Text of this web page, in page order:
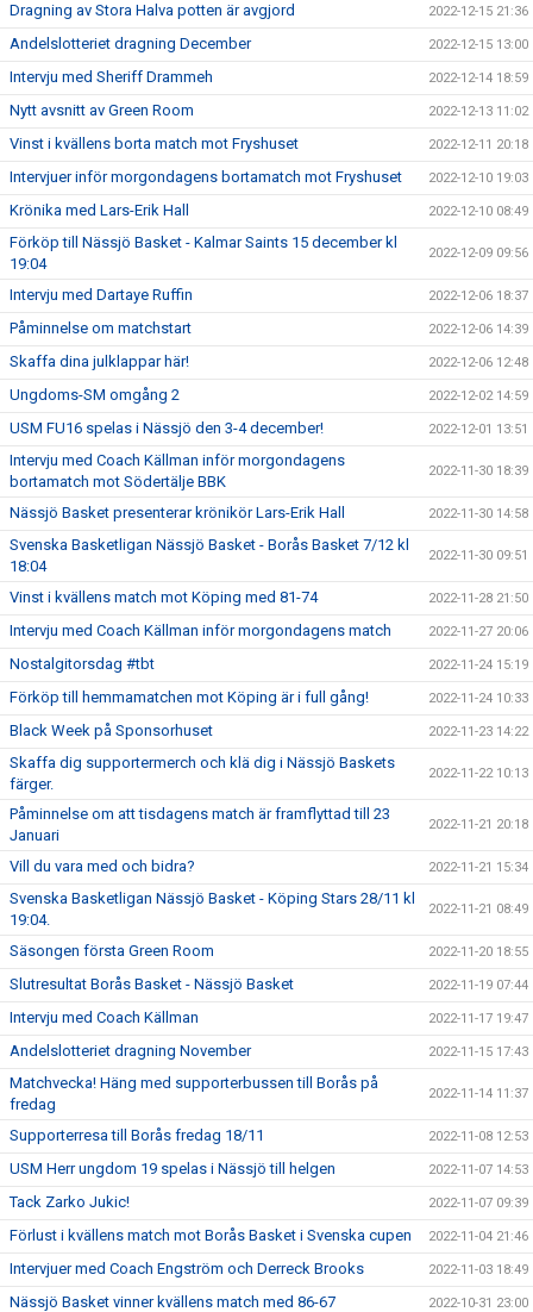
Dragning av Stora Halva potten är avgjord 2022-12-15 21:36
Andelslotteriet dragning December 2022-12-15 13:00
Intervju med Sheriff Drammeh 2022-12-14 18:59
Nytt avsnitt av Green Room 2022-12-13 11:02
Vinst i kvällens borta match mot Fryshuset 2022-12-11 20:18
Intervjuer inför morgondagens bortamatch mot Fryshuset 2022-12-10 19:03
Krönika med Lars-Erik Hall 2022-12-10 08:49
Förköp till Nässjö Basket - Kalmar Saints 15 december kl
19:04
2022-12-09 09:56
Intervju med Dartaye Ruffin 2022-12-06 18:37
Påminnelse om matchstart 2022-12-06 14:39
Skaffa dina julklappar här! 2022-12-06 12:48
Ungdoms-SM omgång 2 2022-12-02 14:59
USM FU16 spelas i Nässjö den 3-4 december! 2022-12-01 13:51
Intervju med Coach Källman inför morgondagens
bortamatch mot Södertälje BBK
2022-11-30 18:39
Nässjö Basket presenterar krönikör Lars-Erik Hall 2022-11-30 14:58
Svenska Basketligan Nässjö Basket - Borås Basket 7/12 kl
18:04
2022-11-30 09:51
Vinst i kvällens match mot Köping med 81-74 2022-11-28 21:50
Intervju med Coach Källman inför morgondagens match 2022-11-27 20:06
Nostalgitorsdag #tbt 2022-11-24 15:19
Förköp till hemmamatchen mot Köping är i full gång! 2022-11-24 10:33
Black Week på Sponsorhuset 2022-11-23 14:22
Skaffa dig supportermerch och klä dig i Nässjö Baskets
färger.
2022-11-22 10:13
Påminnelse om att tisdagens match är framflyttad till 23
Januari
2022-11-21 20:18
Vill du vara med och bidra? 2022-11-21 15:34
Svenska Basketligan Nässjö Basket - Köping Stars 28/11 kl
19:04.
2022-11-21 08:49
Säsongen första Green Room 2022-11-20 18:55
Slutresultat Borås Basket - Nässjö Basket 2022-11-19 07:44
Intervju med Coach Källman 2022-11-17 19:47
Andelslotteriet dragning November 2022-11-15 17:43
Matchvecka! Häng med supporterbussen till Borås på
fredag
2022-11-14 11:37
Supporterresa till Borås fredag 18/11 2022-11-08 12:53
USM Herr ungdom 19 spelas i Nässjö till helgen 2022-11-07 14:53
Tack Zarko Jukic! 2022-11-07 09:39
Förlust i kvällens match mot Borås Basket i Svenska cupen 2022-11-04 21:46
Intervjuer med Coach Engström och Derreck Brooks 2022-11-03 18:49
Nässjö Basket vinner kvällens match med 86-67 2022-10-31 23:00